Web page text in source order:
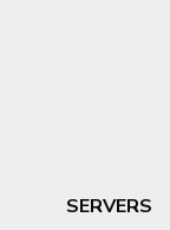
SERVERS